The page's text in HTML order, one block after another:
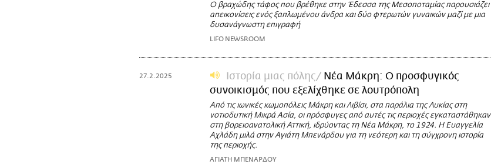
Ο βραχώδης τάφος που βρέθηκε στην Έδεσσα της Μεσοποταμίας παρουσιάζει
απεικονίσεις ενός ξαπλωμένου άνδρα και δύο φτερωτών γυναικών μαζί με μια
δυσανάγνωστη επιγραφή
LIFO NEWSROOM
27.2.2025 Ιστορία μιας πόλης
Νέα Μάκρη: Ο προσφυγικός
συνοικισμός που εξελίχθηκε σε λουτρόπολη
Από τις ιωνικές κωμοπόλεις Μάκρη και Λιβίσι, στα παράλια της Λυκίας στη
νοτιοδυτική Μικρά Ασία, οι πρόσφυγες από αυτές τις περιοχές εγκαταστάθηκαν
στη βορειοανατολική Αττική, ιδρύοντας τη Νέα Μάκρη, το 1924. Η Ευαγγελία
Αχλάδη μιλά στην Αγιάτη Μπενάρδου για τη νεότερη και τη σύγχρονη ιστορία
της περιοχής.
ΑΓΙΑΤΗ ΜΠΕΝΑΡΔΟΥ